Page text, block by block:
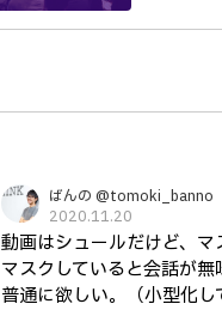
ばんの @tomoki_banno
2020.11.20
動画はシュールだけど、
マスクしていると会話が
普通に欲しい。（小型化し